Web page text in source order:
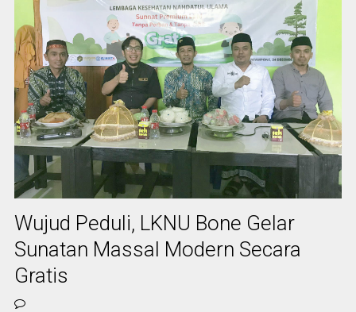
Wujud Peduli, LKNU Bone Gelar
Sunatan Massal Modern Secara
Gratis